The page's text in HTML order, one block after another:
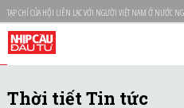
TẠP CHÍ CỦA HỘI LIÊN LẠC VỚI NGƯỜI VIỆT NAM Ở NƯỚC
Thời tiết Tin tức